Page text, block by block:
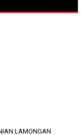
LAMONGAN